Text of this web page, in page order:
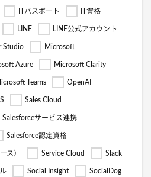
ITパスポート IT資格
LINE LINE公式アカウント
Studio Microsoft
Azure Microsoft Clarity
Teams OpenAI
Sales Cloud
Salesforceサービス連携
Salesforce認定資格
ス） Service Cloud Slack
Social Insight SocialDog